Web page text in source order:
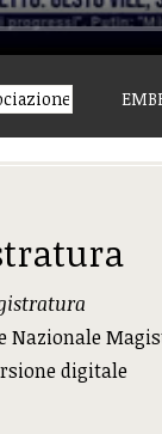
Nazionale
digitale